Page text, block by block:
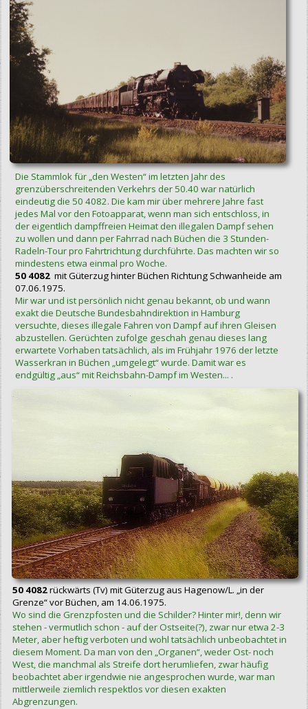
Die Stammlok für „den Westen“ im letzten Jahr des
grenzüberschreitenden Verkehrs der 50.40 war natürlich
eindeutig die 50 4082. Die kam mir über mehrere Jahre fast
jedes Mal vor den Fotoapparat, wenn man sich entschloss, in
der eigentlich dampffreien Heimat den illegalen Dampf sehen
zu wollen und dann per Fahrrad nach Büchen die 3 Stunden-
Radeln-Tour pro Fahrtrichtung durchführte. Das machten wir so
mindestens etwa einmal pro Woche.
50 4082mit Güterzug hinter Büchen Richtung Schwanheide am
07.06.1975.
Mir war und ist persönlich nicht genau bekannt, ob und wann
exakt die Deutsche Bundesbahndirektion in Hamburg
versuchte, dieses illegale Fahren von Dampf auf ihren Gleisen
abzustellen. Gerüchten zufolge geschah genau dieses lang
erwartete Vorhaben tatsächlich, als im Frühjahr 1976 der letzte
Wasserkran in Büchen „umgelegt“ wurde. Damit war es
endgültig „aus“ mit Reichsbahn-Dampf im Westen... .
50 4082rückwärts (Tv) mit Güterzug aus Hagenow/L. „in der
Grenze“ vor Büchen, am 14.06.1975.
Wo sind die Grenzpfosten und die Schilder? Hinter mir!, denn wir
stehen - vermutlich schon - auf der Ostseite(?), zwar nur etwa 2-3
Meter, aber heftig verboten und wohl tatsächlich unbeobachtet in
diesem Moment. Da man von den „Organen“, weder Ost- noch
West, die manchmal als Streife dort herumliefen, zwar häufig
beobachtet aber irgendwie nie angesprochen wurde, war man
mittlerweile ziemlich respektlos vor diesen exakten
Abgrenzungen.